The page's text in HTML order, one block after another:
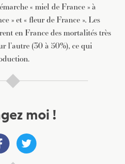
« miel de France » à
» et « fleur de France ». Les
en France des mortalités très
l’autre (30 à 50%), ce qui
moi !